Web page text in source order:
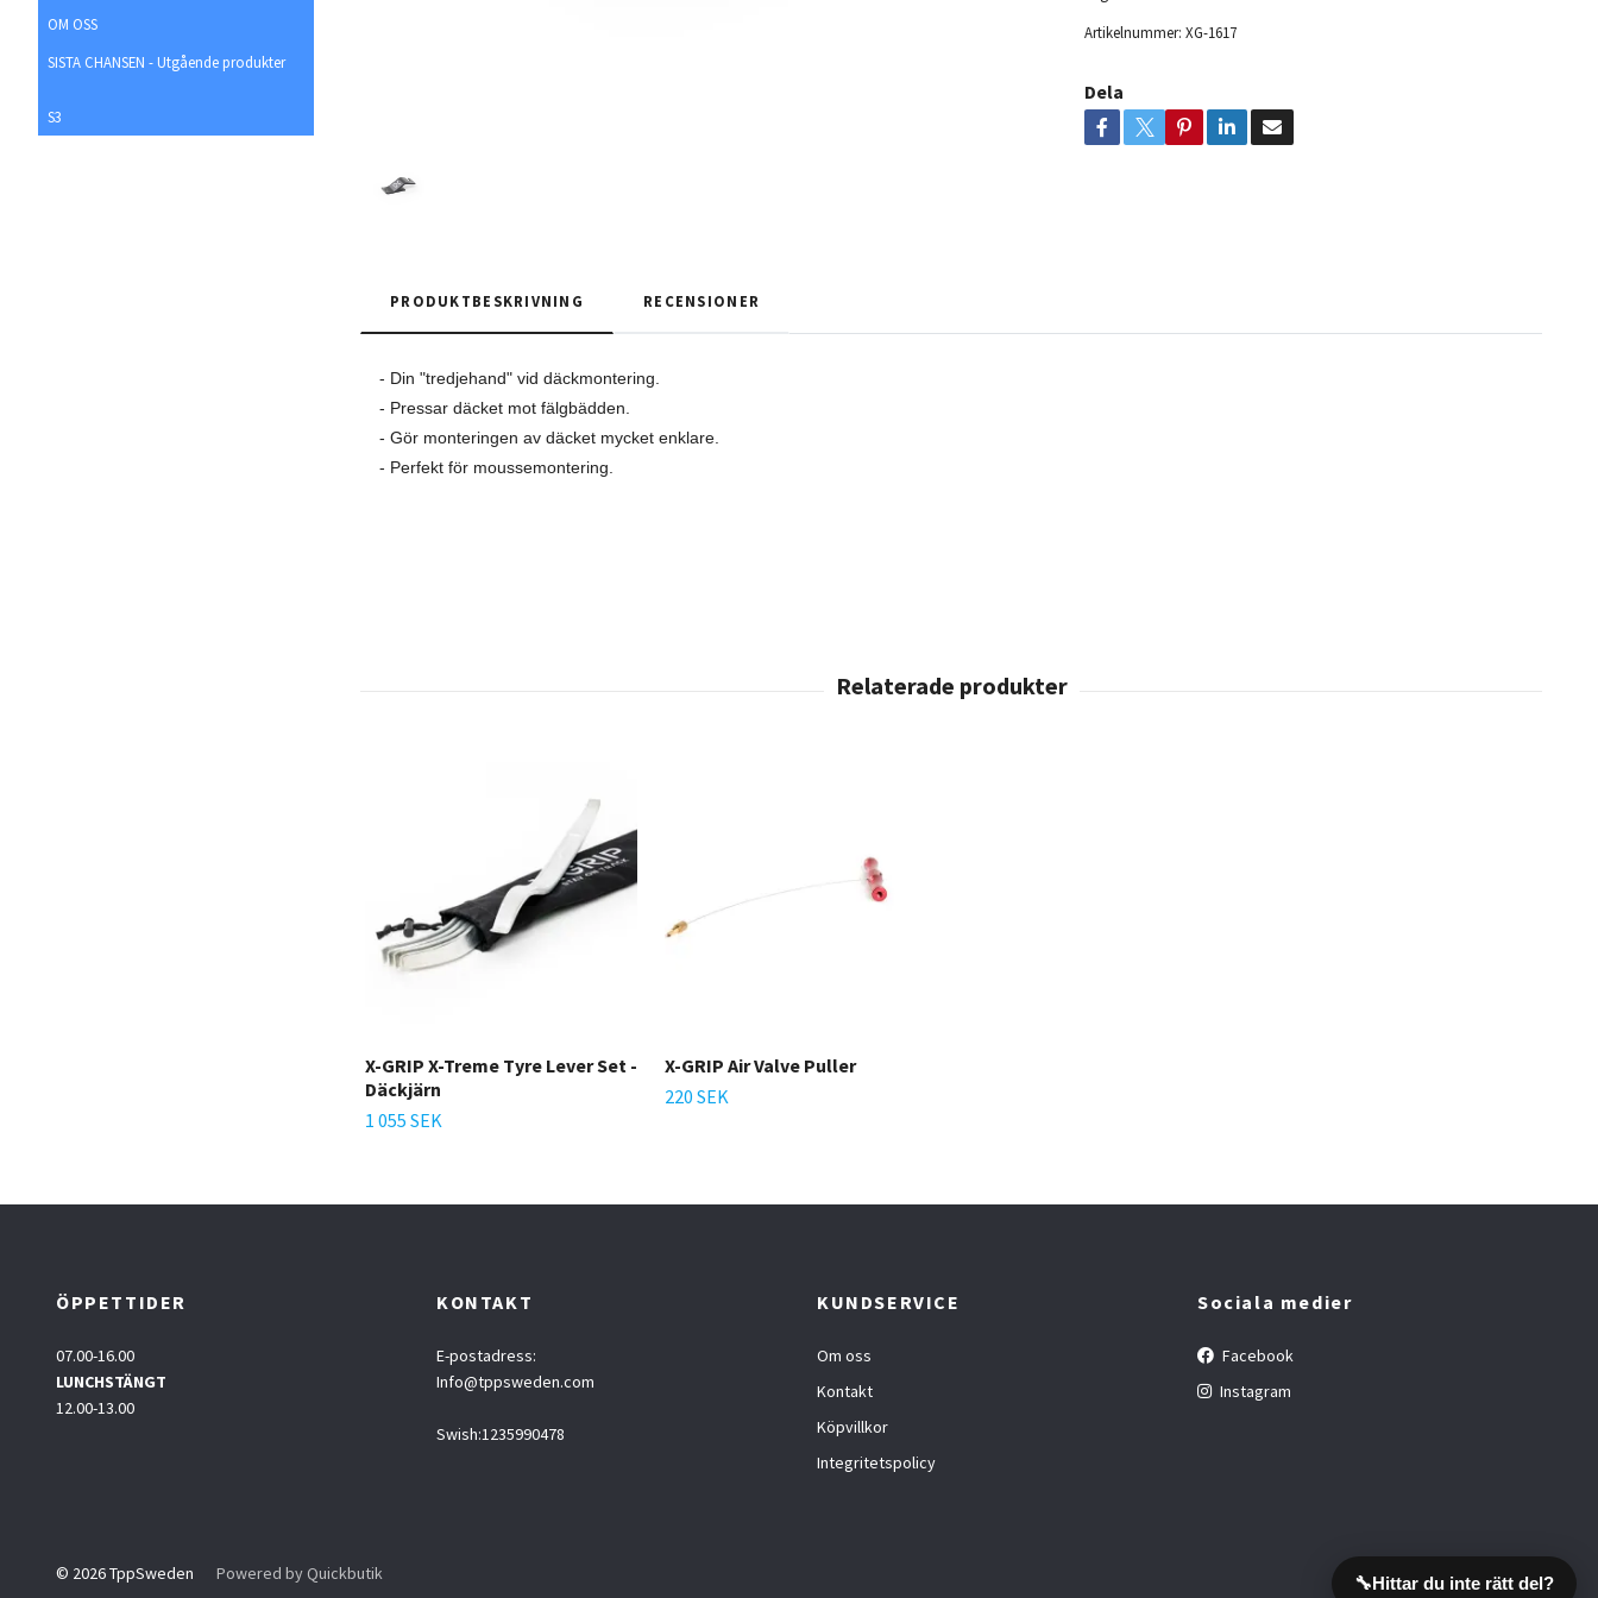
🔧Hittar du inte rätt del?
OM OSS
SISTA CHANSEN - Utgående produkter
S3
Artikelnummer: XG-1617
Dela
PRODUKTBESKRIVNING RECENSIONER
- Din "tredjehand" vid däckmontering.
- Pressar däcket mot fälgbädden.
- Gör monteringen av däcket mycket enklare.
- Perfekt för moussemontering.
X-GRIP X-Treme Tyre Lever Set -
Däckjärn
1 055 SEK
X-GRIP Air Valve Puller
220 SEK
ÖPPETTIDER
07.00-16.00
LUNCHSTÄNGT
12.00-13.00
KONTAKT
E-postadress:
Info@tppsweden.com
Swish:1235990478
KUNDSERVICE
Om oss
Kontakt
Köpvillkor
Integritetspolicy
Sociala medier
Facebook
Instagram
© 2026 TppSweden Powered by Quickbutik